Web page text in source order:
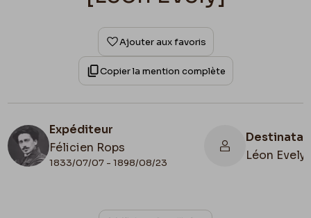
Ajouter aux favoris
Copier la mention complète
Expéditeur
Félicien Rops
1833/07/07 - 1898/08/23
Léon Evely
N° d'inventaire
Collationnage